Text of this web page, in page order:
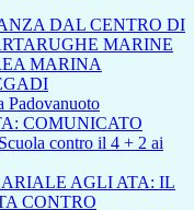
DAL CENTRO DI
MARINE
MARINA
Padovanuoto
COMUNICATO
contro il 4 + 2 ai
AGLI ATA: IL
CONTRO